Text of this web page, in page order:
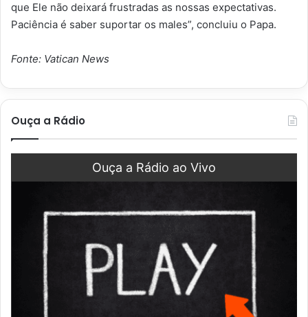
que Ele não deixará frustradas as nossas expectativas.
Paciência é saber suportar os males”, concluiu o Papa.
Fonte: Vatican News
Ouça a Rádio
Ouça a Rádio ao Vivo